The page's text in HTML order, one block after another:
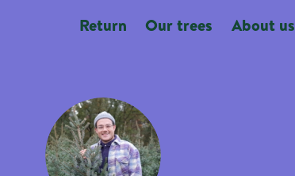
Return Our trees About us